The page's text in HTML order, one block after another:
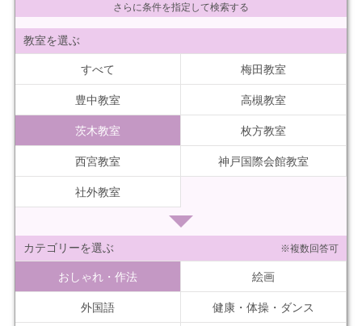
さらに条件を指定して検索する
教室を選ぶ
すべて 梅田教室
豊中教室 高槻教室
茨木教室 枚方教室
西宮教室 神戸国際会館教室
社外教室
カテゴリーを選ぶ ※複数回答可
おしゃれ・作法 絵画
外国語 健康・体操・ダンス